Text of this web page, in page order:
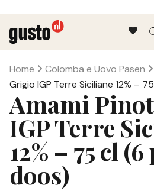
naar
de
inhoud
Home Colomba e Uovo Pasen
Grigio IGP Terre Siciliane 12% –
Amami
IGP Terre
12% – 75 cl
doos)